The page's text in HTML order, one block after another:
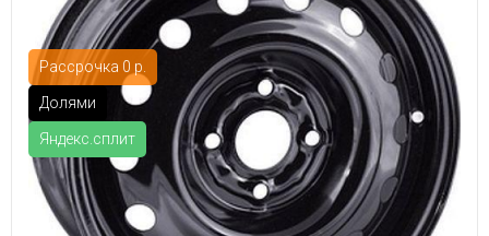
Рассрочка 0 р.
Долями
Яндекс.сплит